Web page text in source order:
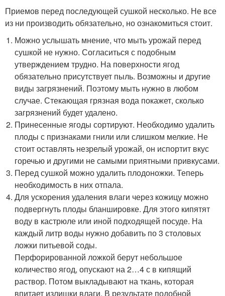
Приемов перед последующей сушкой несколько. Не все
из ни производить обязательно, но ознакомиться стоит.
Можно услышать мнение, что мыть урожай перед
сушкой не нужно. Согласиться с подобным
утверждением трудно. На поверхности ягод
обязательно присутствует пыль. Возможны и другие
виды загрязнений. Поэтому мыть нужно в любом
случае. Стекающая грязная вода покажет, сколько
загрязнений будет удалено.
Принесенные ягоды сортируют. Необходимо удалить
плоды с признаками гнили или слишком мелкие. Не
стоит оставлять незрелый урожай, он испортит вкус
горечью и другими не самыми приятными привкусами.
Перед сушкой можно удалить плодоножки. Теперь
необходимость в них отпала.
Для ускорения удаления влаги через кожицу можно
подвергнуть плоды бланшировке. Для этого кипятят
воду в кастрюле или иной подходящей посуде. На
каждый литр воды нужно добавить по 3 столовых
ложки питьевой соды.
Перфорированной ложкой берут небольшое
количество ягод, опускают на 2…4 с в кипящий
раствор. Потом выкладывают на ткань, которая
впитает излишки влаги. В результате подобной